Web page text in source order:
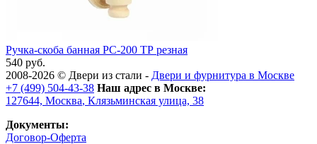
Ручка-скоба банная РС-200 ТР резная
540 руб.
2008-2026 © Двери из стали - Двери и фурнитура в Москве
+7 (499) 504-43-38 Наш адрес в Москве:
127644, Москва, Клязьминская улица, 38
Документы:
Договор-Оферта